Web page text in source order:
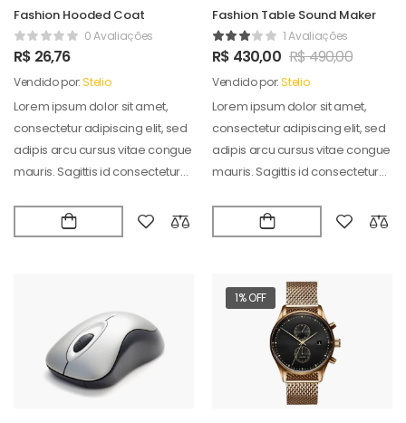
Fashion Hooded Coat
0 Avaliações
R$ 26,76
Vendido por:Stelio
Lorem ipsum dolor sit amet,
consectetur adipiscing elit, sed
adipis arcu cursus vitae congue
mauris. Sagittis id consectetur
Fashion Table Sound Maker
1 Avaliações
R$ 430,00 R$490,00
Vendido por:Stelio
Lorem ipsum dolor sit amet,
consectetur adipiscing elit, sed
adipis arcu cursus vitae congue
mauris. Sagittis id consectetur
1% OFF